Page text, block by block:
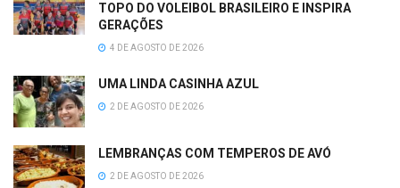
TOPO DO VOLEIBOL BRASILEIRO E INSPIRA
GERAÇÕES
4 DE AGOSTO DE 2026
UMA LINDA CASINHA AZUL
2 DE AGOSTO DE 2026
LEMBRANÇAS COM TEMPEROS DE AVÓ
2 DE AGOSTO DE 2026